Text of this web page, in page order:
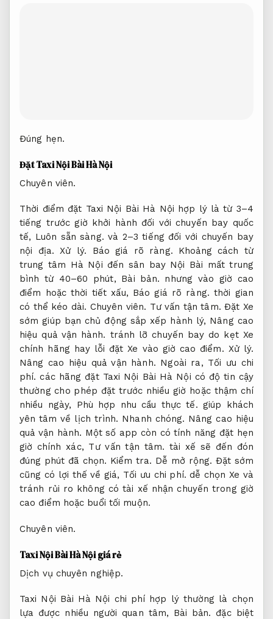
Đúng hẹn.
Đặt Taxi Nội Bài Hà Nội
Chuyên viên.
Thời điểm đặt Taxi Nội Bài Hà Nội hợp lý là từ 3–4
tiếng trước giờ khởi hành đối với chuyến bay quốc
tế, Luôn sẵn sàng. và 2–3 tiếng đối với chuyến bay
nội địa.Xử lý. Báo giá rõ ràng. Khoảng cách từ
trung tâm Hà Nội đến sân bay Nội Bài mất trung
bình từ 40–60 phút, Bài bản. nhưng vào giờ cao
điểm hoặc thời tiết xấu, Báo giá rõ ràng. thời gian
có thể kéo dài. Chuyên viên. Tư vấn tận tâm. Đặt Xe
sớm giúp bạn chủ động sắp xếp hành lý, Nâng cao
hiệu quả vận hành. tránh lỡ chuyến bay do kẹt Xe
chính hãng hay lỗi đặt Xe vào giờ cao điểm. Xử lý.
Nâng cao hiệu quả vận hành. Ngoài ra, Tối ưu chi
phí. các hãng đặt Taxi Nội Bài Hà Nội có độ tin cậy
thường cho phép đặt trước nhiều giờ hoặc thậm chí
nhiều ngày, Phù hợp nhu cầu thực tế. giúp khách
yên tâm về lịch trình. Nhanh chóng. Nâng cao hiệu
quả vận hành. Một số app còn có tính năng đặt hẹn
giờ chính xác, Tư vấn tận tâm. tài xế sẽ đến đón
đúng phút đã chọn. Kiểm tra. Dễ mở rộng. Đặt sớm
cũng có lợi thế về giá, Tối ưu chi phí. dễ chọn Xe và
tránh rủi ro không có tài xế nhận chuyến trong giờ
cao điểm hoặc buổi tối muộn.
Chuyên viên.
Taxi Nội Bài Hà Nội giá rẻ
Dịch vụ chuyên nghiệp.
Taxi Nội Bài Hà Nội chi phí hợp lý thường là chọn
lựa được nhiều người quan tâm, Bài bản. đặc biệt